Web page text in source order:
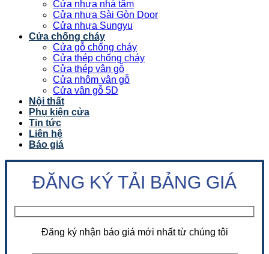
Cửa nhựa nhà tắm
Cửa nhựa Sài Gòn Door
Cửa nhựa Sungyu
Cửa chống cháy
Cửa gỗ chống cháy
Cửa thép chống cháy
Cửa thép vân gỗ
Cửa nhôm vân gỗ
Cửa vân gỗ 5D
Nội thất
Phụ kiện cửa
Tin tức
Liên hệ
Báo giá
ĐĂNG KÝ TẢI BẢNG GIÁ
Đăng ký nhận báo giá mới nhất từ chúng tôi